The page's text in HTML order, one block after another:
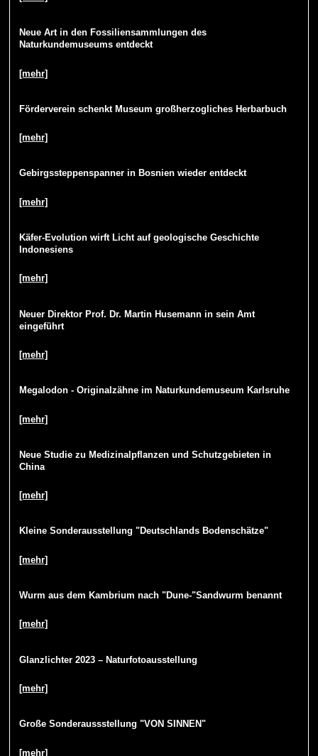
Neue Art in den Fossiliensammlungen des
Naturkundemuseums entdeckt
[mehr]
Förderverein schenkt Museum großherzogliches Herbarbuch
[mehr]
Gebirgssteppenspanner in Bosnien wieder entdeckt
[mehr]
Käfer-Evolution wirft Licht auf geologische Geschichte
Indonesiens
[mehr]
Neuer Direktor Prof. Dr. Martin Husemann in sein Amt
eingeführt
[mehr]
Megalodon - Originalzähne im Naturkundemuseum Karlsruhe
[mehr]
Neue Studie zu Medizinalpflanzen und Schutzgebieten in
China
[mehr]
Kleine Sonderausstellung "Deutschlands Bodenschätze"
[mehr]
Wurm aus dem Kambrium nach "Dune-"Sandwurm benannt
[mehr]
Glanzlichter 2023 – Naturfotoausstellung
[mehr]
Große Sonderaussstellung "VON SINNEN"
[mehr]